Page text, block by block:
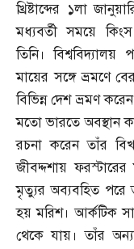
খ্রিষ্টাব্দের ১লা
মধ্যবর্তী সময়ে
তিনি।
মায়ের সঙ্গে ভ্রমণে
বিভিন্ন দেশ ভ্রমণ করেন
মতো ভারতে অবস্থান
রচনা করেন তাঁর
জীবদ্দশায়
মৃত্যুর অব্যবহিত পরে
হয় মরিশ। আর্কটিক
থেকে যায়। তাঁর